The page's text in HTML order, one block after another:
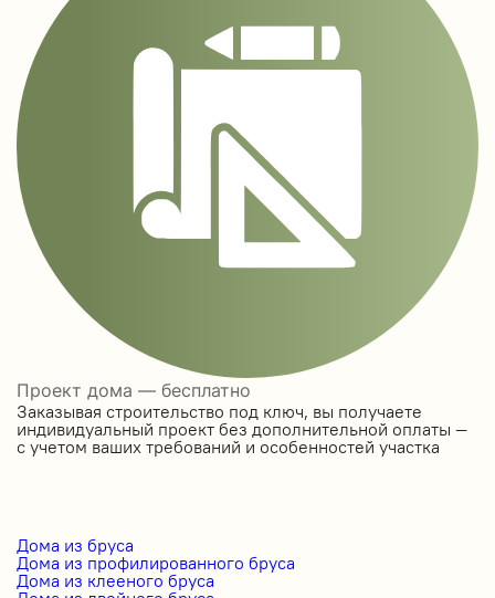
Проект дома — бесплатно
Заказывая строительство под ключ, вы получаете
индивидуальный проект без дополнительной оплаты —
с учетом ваших требований и особенностей участка
Дома из бруса
Дома из профилированного бруса
Дома из клееного бруса